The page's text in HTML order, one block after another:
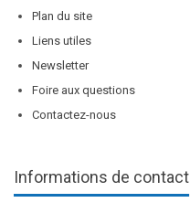
Plan du site
Liens utiles
Newsletter
Foire aux questions
Contactez-nous
Informations de contact